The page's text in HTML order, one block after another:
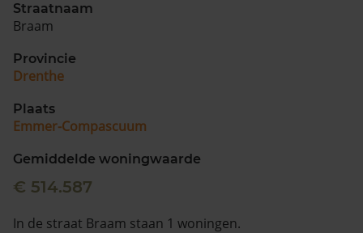
Maandag t/m vrijdag - 08:00 -18:00
Straatnaam
Braam
Provincie
Drenthe
Plaats
Emmer-Compascuum
Gemiddelde woningwaarde
€ 514.587
In de straat Braam staan 1 woningen.